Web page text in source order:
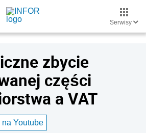
Serwisy
zbycie
części
a VAT
Youtube